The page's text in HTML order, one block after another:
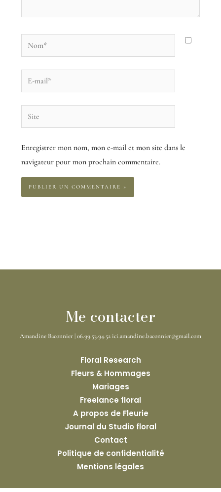
mail*
Enregistrer mon nom, mon e-mail et mon site dans le
navigateur pour mon prochain commentaire.
Me contacter
Amandine Baconnier | 06.99.53.94.52 ici.amandine.baconnier@gmail.com
Floral Research
Fleurs & Hommages
Mariages
Freelance floral
A propos de Fleurie
Journal du Studio floral
Contact
Politique de confidentialité
Mentions légales